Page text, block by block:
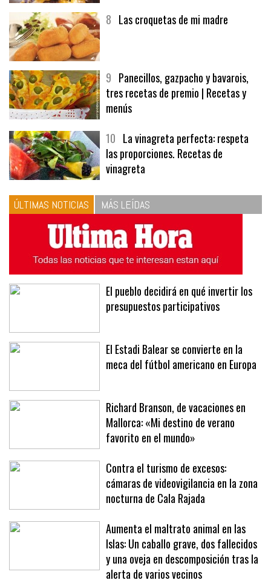
8 Las croquetas de mi madre
9 Panecillos, gazpacho y bavarois,
tres recetas de premio | Recetas y
menús
10 La vinagreta perfecta: respeta
las proporciones. Recetas de
vinagreta
ÚLTIMAS NOTICIAS MÁS LEÍDAS
El pueblo decidirá en qué invertir los
presupuestos participativos
El Estadi Balear se convierte en la
meca del fútbol americano en Europa
Richard Branson, de vacaciones en
Mallorca: «Mi destino de verano
favorito en el mundo»
Contra el turismo de excesos:
cámaras de videovigilancia en la zona
nocturna de Cala Rajada
Aumenta el maltrato animal en las
Islas: Un caballo grave, dos fallecidos
y una oveja en descomposición tras la
alerta de varios vecinos